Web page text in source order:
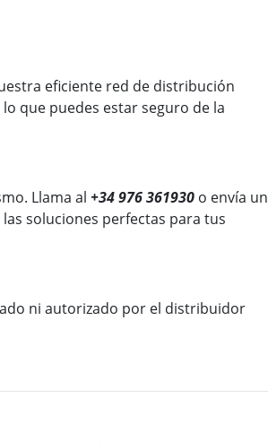
eficiente red de distribución
que puedes estar seguro de la
Llama al +34 976 361930 o envía un
soluciones perfectas para tus
ni autorizado por el distribuidor